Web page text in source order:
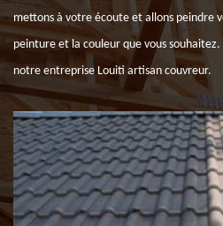
mettons à votre écoute et allons peindre
peinture et la couleur que vous
notre entreprise Louiti artisan couvreur.